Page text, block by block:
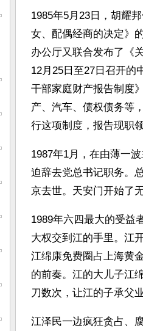
1985年5月23日，胡耀
女、配偶经商的决定》
办公厅又联合发布了《
12月25日至27日召开的
干部家庭财产报告制度
产、汽车、债权债务等
行这项制度，报告现职
1987年1月，在由薄一
迫辞去党总书记职务。
京去世。天安门开始了
1989年六四最大的受益
大权交到江的手里。江
江绵康免费圈占上海黄
的前奏。江的大儿子江
刀数次，让江的子承父
江泽民一边疯狂贪占、